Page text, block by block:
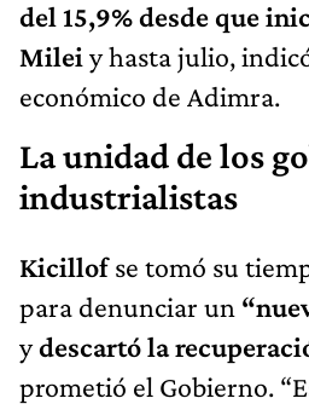
del 15,9% desde que
Milei y hasta julio,
económico de Adimra.
La unidad de los
industrialistas
Kicillofse tomó su
para denunciar un
ydescartó la
prometió el Gobierno.